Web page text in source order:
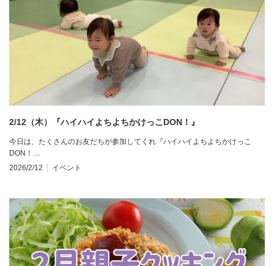
2/12（木）『ハイハイよちよちかけっこDON！』
今日は、たくさんのお友だちが参加してくれ『ハイハイよちよちかけっこ
DON！…
2026/2/12
イベント